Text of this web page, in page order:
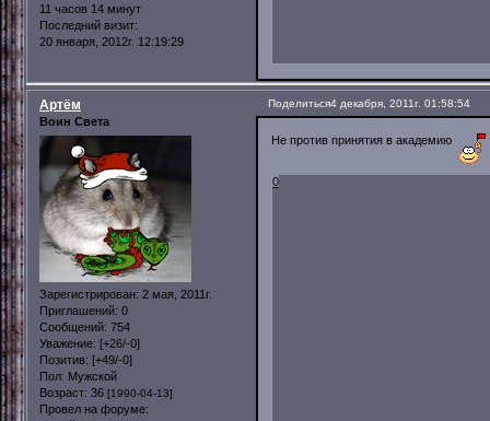
11 часов 14 минут
Последний визит:
20 января, 2012г. 12:19:29
Поделиться4 декабря, 2011г. 01:58:54
Артём
Воин Света
Зарегистрирован: 2 мая, 2011г.
Приглашений: 0
Сообщений: 754
Уважение: [+26/-0]
Позитив: [+49/-0]
Пол: Мужской
Возраст: 36 [1990-04-13]
Провел на форуме:
Не против принятия в академию
0